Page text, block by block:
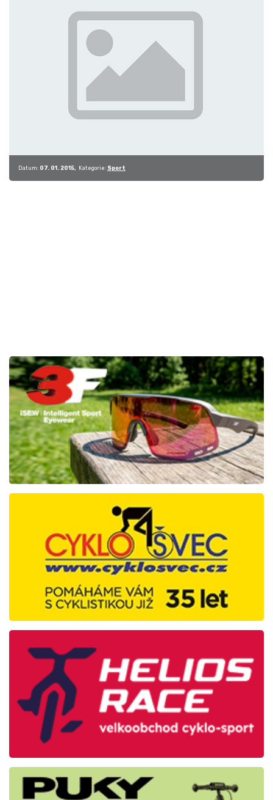
Datum: 07. 01. 2015 Kategorie: Sport